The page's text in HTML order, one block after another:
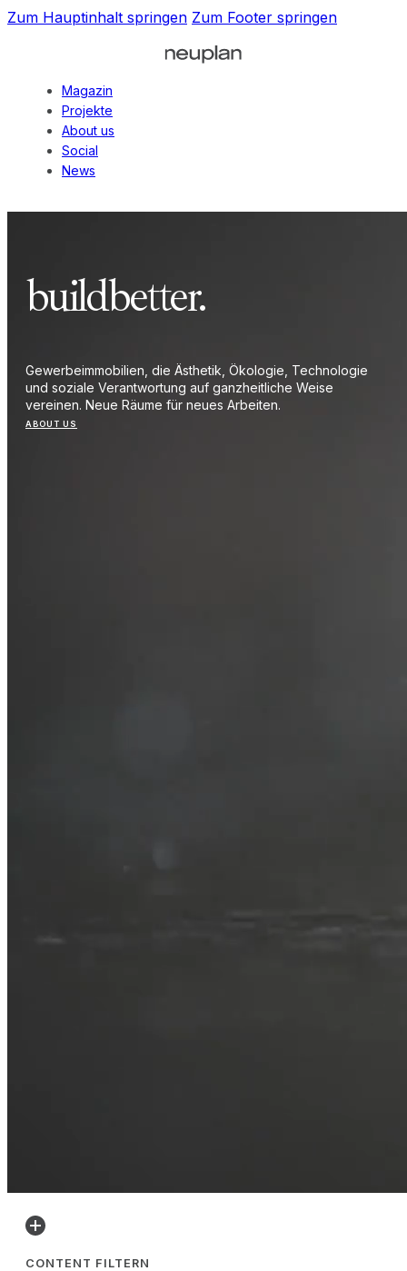
Zum Hauptinhalt springen Zum Footer springen
Magazin
Projekte
About us
Social
News
buildbetter.
Gewerbeimmobilien, die Ästhetik, Ökologie, Technologie
und soziale Verantwortung auf ganzheitliche Weise
vereinen. Neue Räume für neues Arbeiten.
ABOUT US
CONTENT FILTERN